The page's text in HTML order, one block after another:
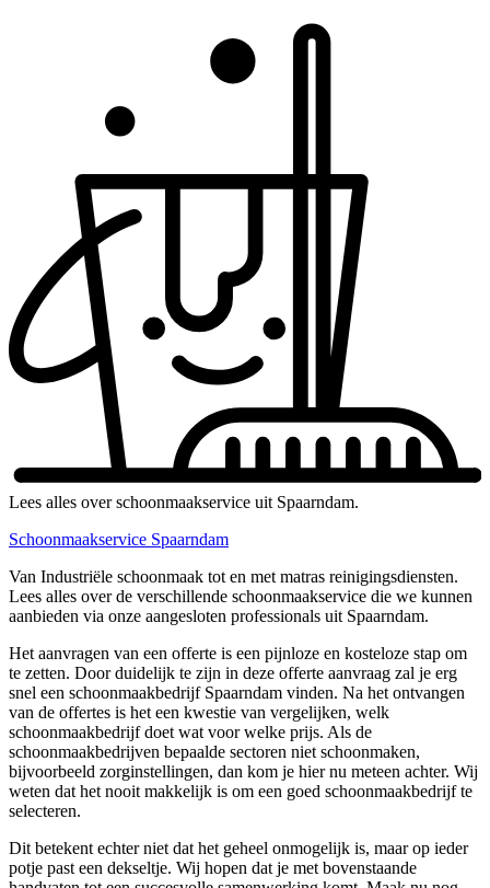
Lees alles over schoonmaakservice uit Spaarndam.
Schoonmaakservice Spaarndam
Van Industriële schoonmaak tot en met matras reinigingsdiensten.
Lees alles over de verschillende schoonmaakservice die we kunnen
aanbieden via onze aangesloten professionals uit Spaarndam.
Het aanvragen van een offerte is een pijnloze en kosteloze stap om
te zetten. Door duidelijk te zijn in deze offerte aanvraag zal je erg
snel een schoonmaakbedrijf Spaarndam vinden. Na het ontvangen
van de offertes is het een kwestie van vergelijken, welk
schoonmaakbedrijf doet wat voor welke prijs. Als de
schoonmaakbedrijven bepaalde sectoren niet schoonmaken,
bijvoorbeeld zorginstellingen, dan kom je hier nu meteen achter. Wij
weten dat het nooit makkelijk is om een goed schoonmaakbedrijf te
selecteren.
Dit betekent echter niet dat het geheel onmogelijk is, maar op ieder
potje past een dekseltje. Wij hopen dat je met bovenstaande